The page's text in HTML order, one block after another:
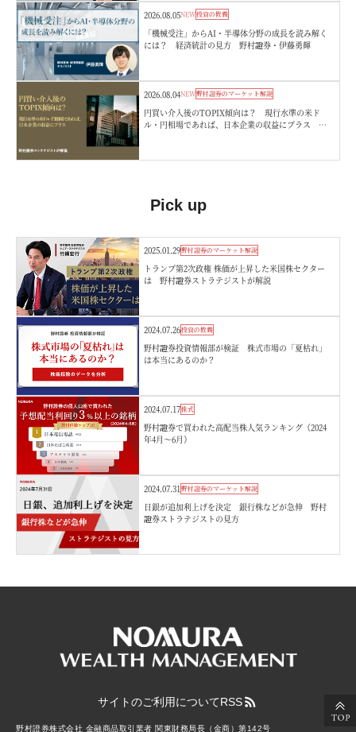
2026.08.05NEW投資の教養
「機械受注」からAI・半導体分野の成長を読み解く
には？ 経済統計の見方 野村證券・伊藤勇輝
2026.08.04NEW野村證券のマーケット解説
円買い介入後のTOPIX傾向は？ 現行水準の米ド
ル・円相場であれば、日本企業の収益にプラス 野
Pick up
2025.01.29野村證券のマーケット解説
トランプ第2次政権 株価が上昇した米国株セクター
は 野村證券ストラテジストが解説
2024.07.26投資の教養
野村證券投資情報部が検証 株式市場の「夏枯れ」
は本当にあるのか？
2024.07.17株式
野村證券で買われた高配当株人気ランキング（2024
年4月～6月）
2024.07.31野村證券のマーケット解説
日銀が追加利上げを決定 銀行株などが急伸 野村
證券ストラテジストの見方
サイトのご利用についてRSS
野村證券株式会社 金融商品取引業者 関東財務局長（金商）第142号